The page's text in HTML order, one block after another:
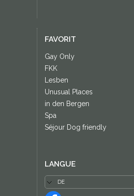
FAVORIT
Gay Only
FKK
Lesben
Unusual Places
in den Bergen
Spa
Séjour Dog friendly
LANGUE